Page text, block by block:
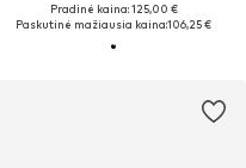
Pradinė kaina: 125,00 €
Paskutinė mažiausia kaina:106,25 €